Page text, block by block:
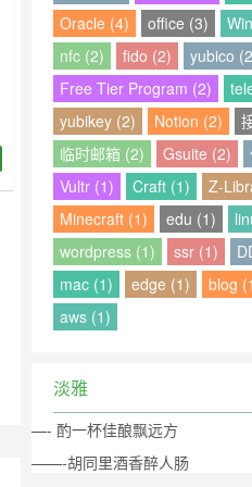
Oracle (4)
office (3)
nfc (2)
fido (2)
yubico
Free Tier Program (2)
yubikey (2)
Notion (2)
临时邮箱 (2)
Gsuite (2)
Vultr (1)
Craft (1)
Z-
Minecraft (1)
edu (1)
wordpress (1)
ssr (1)
mac (1)
edge (1) blog
aws (1)
淡雅
—- 酌一杯佳酿飘远方
——-胡同里酒香醉人肠